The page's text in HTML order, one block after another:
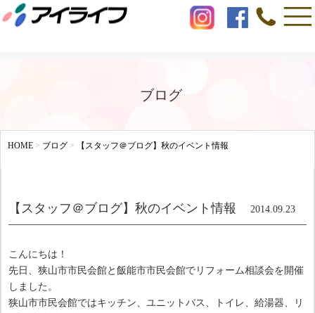
ブログ
HOME > ブログ > 【スタッフ＠ブログ】秋のイベント情報
【スタッフ＠ブログ】秋のイベント情報 2014.09.23
こんにちは！
先日、狭山市市民会館と飯能市市民会館でリフォーム相談会を開催
しました。
狭山市市民会館ではキッチン、ユニットバス、トイレ、給湯器、リ